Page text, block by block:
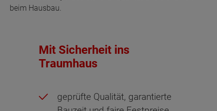
beim Hausbau.
Mit Sicherheit ins
Traumhaus
geprüfte Qualität, garantierte